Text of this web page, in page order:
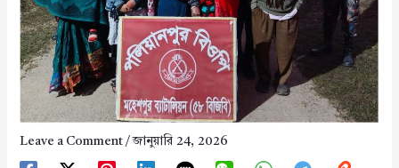
Leave a Comment /জানুয়ারি 24, 2026